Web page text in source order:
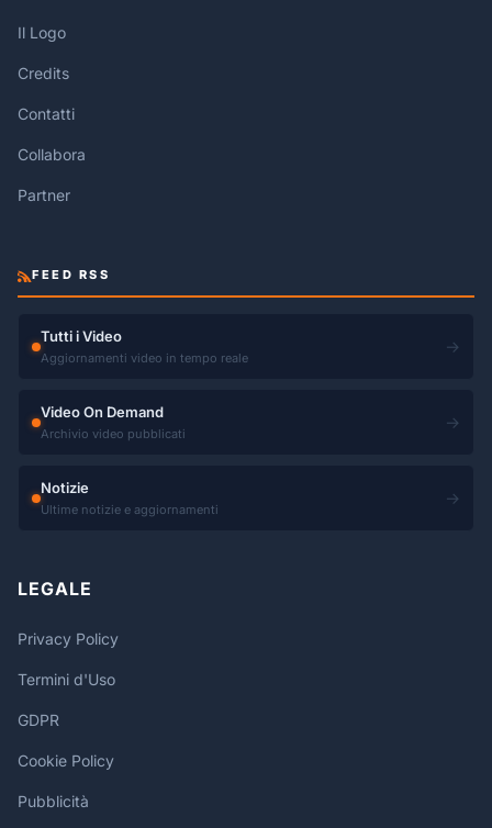
Il Logo
Credits
Contatti
Collabora
Partner
FEED RSS
Tutti i Video
Aggiornamenti video in tempo reale
→
Video On Demand
Archivio video pubblicati
→
Notizie
Ultime notizie e aggiornamenti
→
LEGALE
Privacy Policy
Termini d'Uso
GDPR
Cookie Policy
Pubblicità